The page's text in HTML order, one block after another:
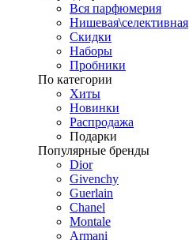
Вся парфюмерия
Нишевая\селективная
Скидки
Наборы
Пробники
По категории
Хиты
Новинки
Распродажа
Подарки
Популярные бренды
Dior
Givenchy
Guerlain
Chanel
Montale
Armani